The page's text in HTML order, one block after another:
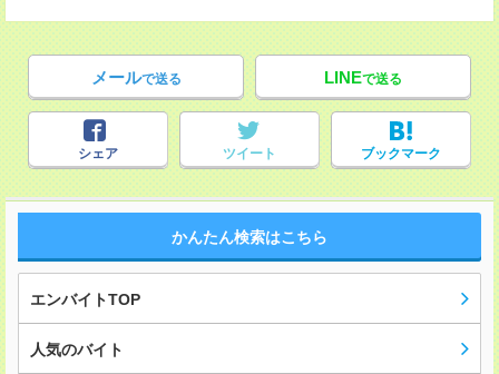
メールで送る LINEで送る
シェア ツイート ブックマーク
かんたん検索はこちら
エンバイトTOP
人気のバイト